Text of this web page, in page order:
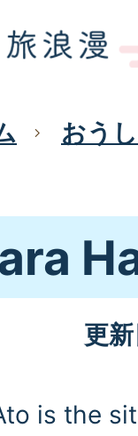
おう
更
is the